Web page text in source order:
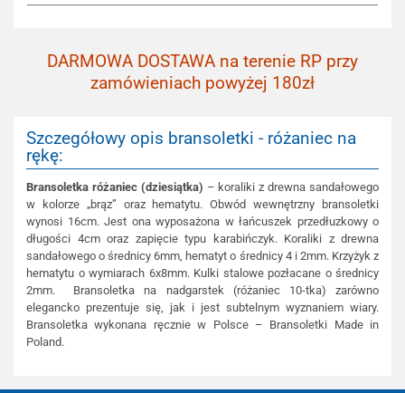
DARMOWA DOSTAWA na terenie RP przy
zamówieniach powyżej 180zł
Szczegółowy opis bransoletki - różaniec na
rękę:
Bransoletka różaniec (dziesiątka) – koraliki z drewna sandałowego
w kolorze „brąz” oraz hematytu. Obwód wewnętrzny bransoletki
wynosi 16cm. Jest ona wyposażona w łańcuszek przedłuzkowy o
długości 4cm oraz zapięcie typu karabińczyk. Koraliki z drewna
sandałowego o średnicy 6mm, hematyt o średnicy 4 i 2mm. Krzyżyk z
hematytu o wymiarach 6x8mm. Kulki stalowe pozłacane o średnicy
2mm. Bransoletka na nadgarstek (różaniec 10-tka) zarówno
elegancko prezentuje się, jak i jest subtelnym wyznaniem wiary.
Bransoletka wykonana ręcznie w Polsce – Bransoletki Made in
Poland.